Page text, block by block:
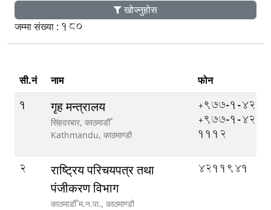
खोज्नुहोस
जम्मा संख्या : 180
सी.नं नाम फोन
1 गृह मन्त्रालय
सिंहदरबार, काठमाडौँ
Kathmandu, काठमाण्डौ
+977-1-
+977-1-
1112
2
राष्ट्रिय परिचयपत्र तथा
पंजीकरण विभाग
काठमाडौँ म.न.पा., काठमाण्डौ
4211941